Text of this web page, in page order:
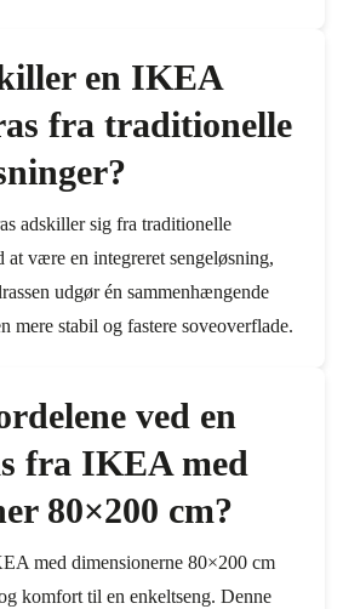
en IKEA
fra traditionelle
adskiller sig fra traditionelle
at være en integreret sengeløsning,
udgør én sammenhængende
mere stabil og fastere soveoverflade.
ved en
fra IKEA med
80×200 cm?
med dimensionerne 80×200 cm
komfort til en enkeltseng. Denne